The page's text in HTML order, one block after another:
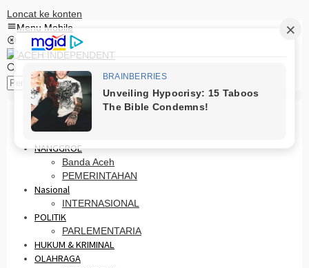
Loncat ke konten
Menu Mobile
HOME
PRO OTONOMI
NANGGROE
Banda Aceh
PEMERINTAHAN
Nasional
INTERNASIONAL
POLITIK
PARLEMENTARIA
HUKUM & KRIMINAL
OLAHRAGA